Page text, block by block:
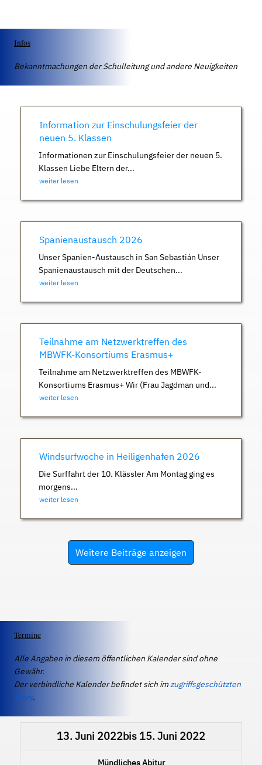
Infos
Bekanntmachungen der Schulleitung und andere Neuigkeiten
Information zur Einschulungsfeier der
neuen 5. Klassen
Informationen zur Einschulungsfeier der neuen 5.
Klassen Liebe Eltern der...
weiter lesen
Spanienaustausch 2026
Unser Spanien-Austausch in San Sebastián Unser
Spanienaustausch mit der Deutschen...
weiter lesen
Teilnahme am Netzwerktreffen des
MBWFK-Konsortiums Erasmus+
Teilnahme am Netzwerktreffen des MBWFK-
Konsortiums Erasmus+ Wir (Frau Jagdman und...
weiter lesen
Windsurfwoche in Heiligenhafen 2026
Die Surffahrt der 10. Klässler Am Montag ging es
morgens...
weiter lesen
Weitere Beiträge anzeigen
Termine
Alle Angaben in diesem öffentlichen Kalender sind ohne
Gewähr.
Der verbindliche Kalender befindet sich imzugriffsgeschützten
IServ.
13. Juni 2022bis 15. Juni 2022
Mündliches Abitur